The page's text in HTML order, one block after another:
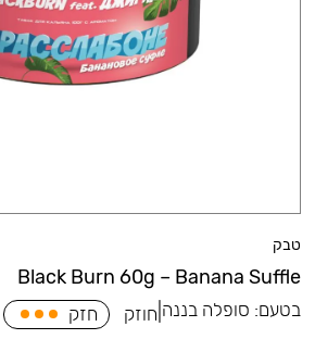
טבק
Black Burn 60g – Banana Suffle
בטעם: סופלה בננה חוזק חזק